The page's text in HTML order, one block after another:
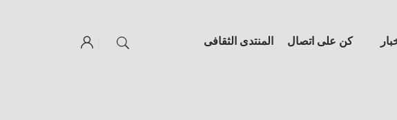
كن على اتصال المنتدى الثقافى